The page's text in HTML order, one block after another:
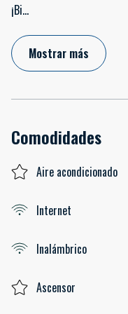
¡Bi...
Mostrar más
Comodidades
Aire acondicionado
Internet
Inalámbrico
Ascensor